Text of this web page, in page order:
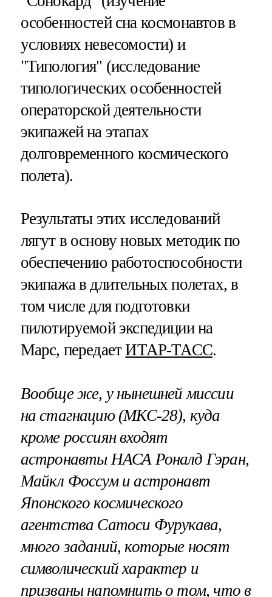
особенностей сна космонавтов в
условиях невесомости) и
"Типология" (исследование
типологических особенностей
операторской деятельности
экипажей на этапах
долговременного космического
полета).
Результаты этих исследований
лягут в основу новых методик по
обеспечению работоспособности
экипажа в длительных полетах, в
том числе для подготовки
пилотируемой экспедиции на
Марс, передаетИТАР-ТАСС.
Вообще же, у нынешней миссии
на стагнацию (МКС-28), куда
кроме россиян входят
астронавты НАСА Роналд Гэран,
Майкл Фоссум и астронавт
Японского космического
агентства Сатоси Фурукава,
много заданий, которые носят
символический характер и
призваны напомнить о том, что в